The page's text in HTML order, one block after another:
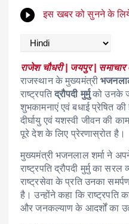
इस खबर को सुनने के
राजेश चौधरी | जयपुर | समाचार
राजस्थान के मुख्यमंत्री
राष्ट्रपतिद्रौपदी मुर्मुको उनके
शुभकामनाएं एवं बधाई प्रेषित
दीर्घायु एवं यशस्वी जीवन की
पूरे देश के लिए प्रेरणास्रोत है।
मुख्यमंत्री भजनलाल शर्मा ने
राष्ट्रपति द्रौपदी मुर्मु का
राष्ट्रसेवा के प्रति उनका
है। उन्होंने कहा कि राष्ट्रपति
और जनकल्याण के आदर्शों का